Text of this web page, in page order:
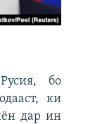
бо
ки
дар ин